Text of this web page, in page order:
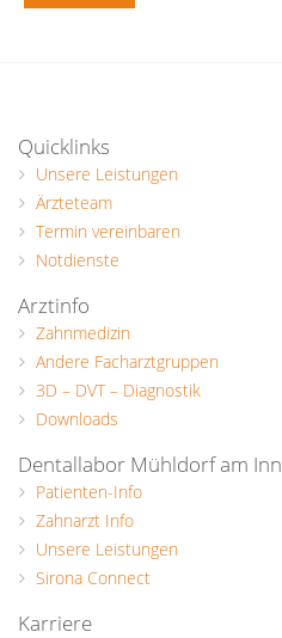
Quicklinks
Unsere Leistungen
Ärzteteam
Termin vereinbaren
Notdienste
Arztinfo
Zahnmedizin
Andere Facharztgruppen
3D – DVT – Diagnostik
Downloads
Dentallabor Mühldorf am Inn
Patienten-Info
Zahnarzt Info
Unsere Leistungen
Sirona Connect
Karriere